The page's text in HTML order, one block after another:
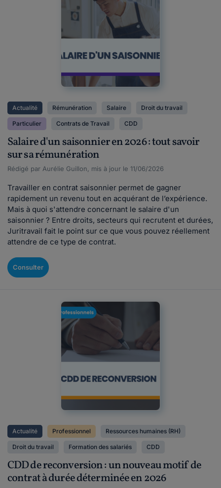
Actualité Rémunération Salaire Droit du travail
Particulier Contrats de Travail CDD
Salaire d'un saisonnier en 2026 : tout savoir
sur sa rémunération
Rédigé par Aurélie Guillon, mis à jour le 11/06/2026
Travailler en contrat saisonnier permet de gagner
rapidement un revenu tout en acquérant de l’expérience.
Mais à quoi s'attendre concernant le salaire d'un
saisonnier ? Entre droits, secteurs qui recrutent et durées,
Juritravail fait le point sur ce que vous pouvez réellement
attendre de ce type de contrat.
Consulter
Actualité Professionnel Ressources humaines (RH)
Droit du travail Formation des salariés CDD
CDD de reconversion : un nouveau motif de
contrat à durée déterminée en 2026